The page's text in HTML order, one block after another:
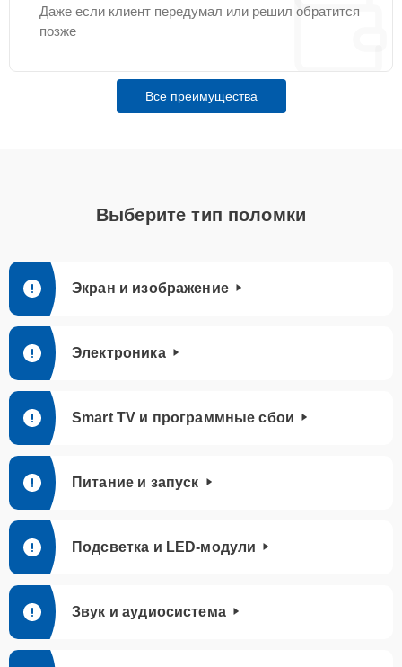
Даже если клиент передумал или решил обратится
позже
Все преимущества
Выберите тип поломки
Экран и изображение
Электроника
Smart TV и программные сбои
Питание и запуск
Подсветка и LED-модули
Звук и аудиосистема